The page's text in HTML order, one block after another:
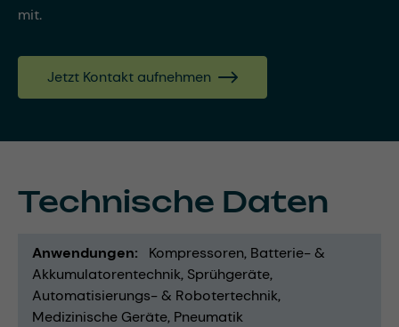
mit.
Jetzt Kontakt aufnehmen
Technische Daten
Anwendungen Kompressoren Batterie- &
Akkumulatorentechnik Sprühgeräte
Automatisierungs- & Robotertechnik
Medizinische Geräte Pneumatik